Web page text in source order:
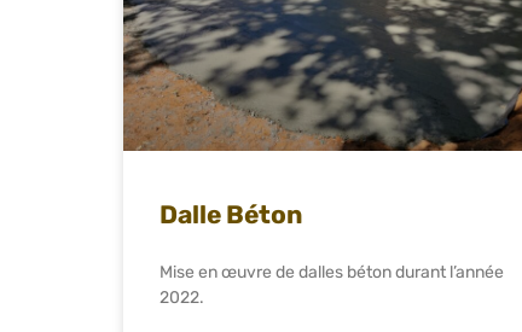
Dalle Béton
Mise en œuvre de dalles béton durant l’année
2022.